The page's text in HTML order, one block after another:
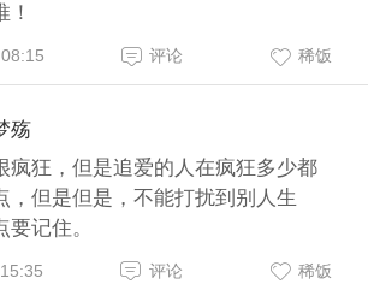
评论 稀饭
殇
疯狂，但是追爱的人在疯狂多少都
，但是但是，不能打扰到别人生
记住。
评论 稀饭